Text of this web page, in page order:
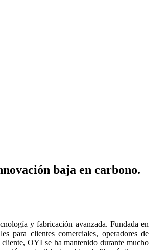
baja en carbono.
y fabricación avanzada. Fundada en
para clientes comerciales, operadores de
OYI se ha mantenido durante mucho